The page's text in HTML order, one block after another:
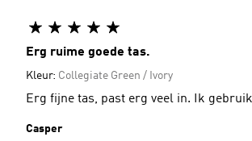
Erg ruime goede tas.
Kleur: Collegiate Green / Ivory
Erg fijne tas, past erg veel in. Ik
Casper